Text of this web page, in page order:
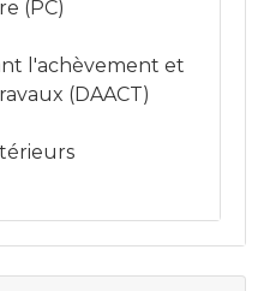
(PC)
l'achèvement et
(DAACT)